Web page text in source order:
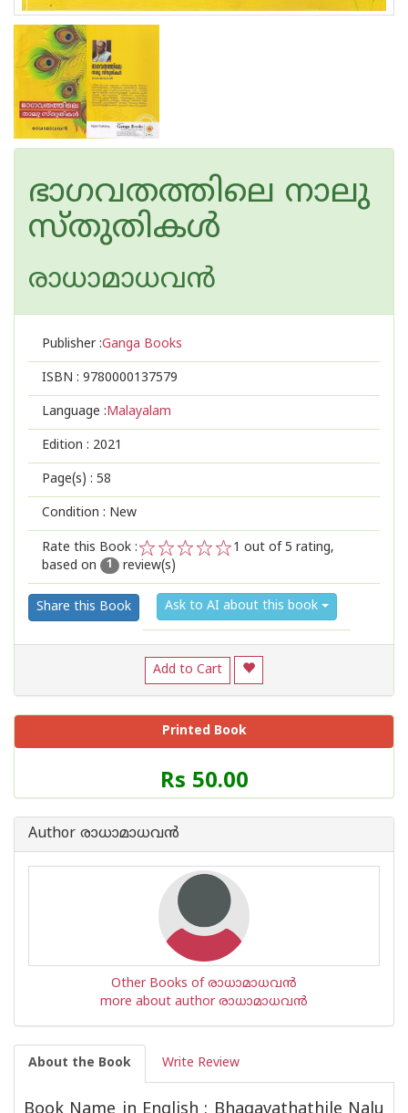
ഭാഗവതത്തിലെ നാലു
സ്തുതികള്‍
രാധാമാധവന്‍
Publisher :Ganga Books
ISBN : 9780000137579
Language :Malayalam
Edition : 2021
Page(s) : 58
Condition : New
Rate this Book :
2
1
1 out of 5 rating,
based on
1 review(s)
Share this Book Ask to AI about this book
Add to Cart
Printed Book
Price
of
Book
Rs 50.00
Author രാധാമാധവന്‍
Other Books of രാധാമാധവന്‍
more about author രാധാമാധവന്‍
About the Book Write Review